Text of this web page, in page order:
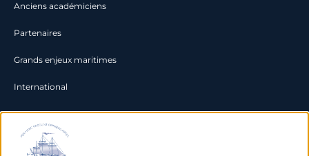
Anciens académiciens
Partenaires
Grands enjeux maritimes
International
Documentation